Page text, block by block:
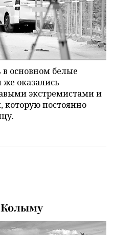
основном белые
оказались
экстремистами и
которую постоянно